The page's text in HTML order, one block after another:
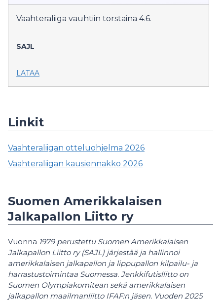
Vaahteraliiga vauhtiin torstaina 4.6.
SAJL
LATAA
Linkit
Vaahteraliigan otteluohjelma 2026
Vaahteraliigan kausiennakko 2026
Suomen Amerikkalaisen
Jalkapallon Liitto ry
Vuonna 1979 perustettu Suomen Amerikkalaisen
Jalkapallon Liitto ry (SAJL) järjestää ja hallinnoi
amerikkalaisen jalkapallon ja lippupallon kilpailu- ja
harrastustoimintaa Suomessa. Jenkkifutisllitto on
Suomen Olympiakomitean sekä amerikkalaisen
jalkapallon maailmanliitto IFAF:n jäsen. Vuoden 2025